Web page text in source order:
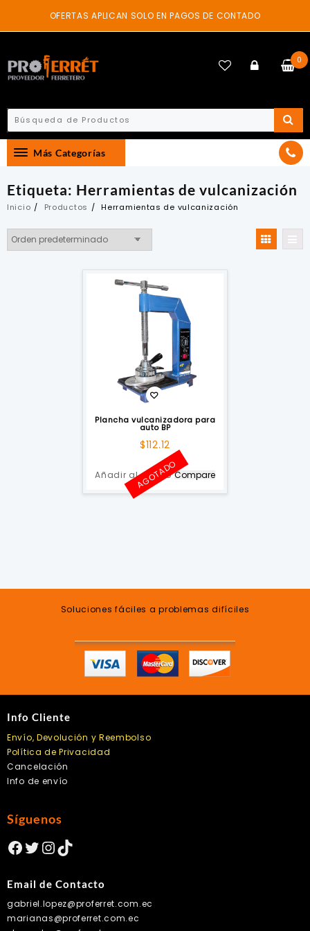
content
OFERTAS APLICAN SOLO EN PAGOS DE CONTADO
0
Más Categorías
Etiqueta: Herramientas de vulcanización
Inicio Productos Herramientas de vulcanización
Plancha vulcanizadora para
auto BP
$112.12
Añadir al carrito
AGOTADOCompare
Soluciones fáciles a problemas difíciles
Info Cliente
Envío, Devolución y Reembolso
Política de Privacidad
Cancelación
Info de envío
Síguenos
Facebook
Twitter
Instagram
TikTok
Email de Contacto
gabriel.lopez@proferret.com.ec
marianas@proferret.com.ec